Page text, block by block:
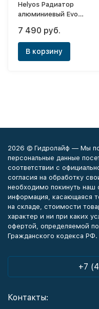
Helyos Радиатор
алюминиевый Evo
7 490 руб.
В корзину
2026 © Гидролайф — Мы
персональные данные
соответствии с
согласия на обработку
необходимо покинуть наш
информация, касающаяся
на складе, стоимости
характер и ни при каких
офертой, определяемой
Гражданского кодекса РФ.
+7
Контакты: